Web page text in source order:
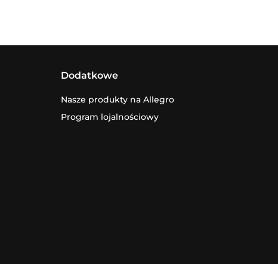
Dodatkowe
Nasze produkty na Allegro
Program lojalnościowy